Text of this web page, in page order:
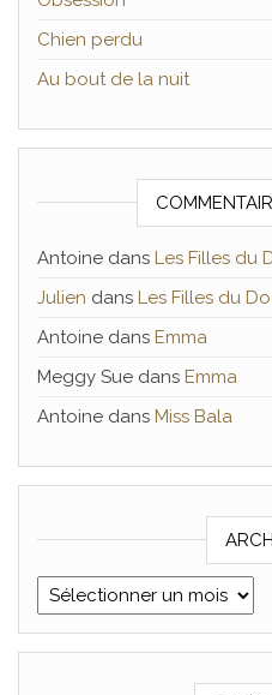
Chien perdu
Au bout de la nuit
Antoine dans Les Filles du
Julien dans Les Filles du
Antoine dans Emma
Meggy Sue dans Emma
Antoine dans Miss Bala
Archives